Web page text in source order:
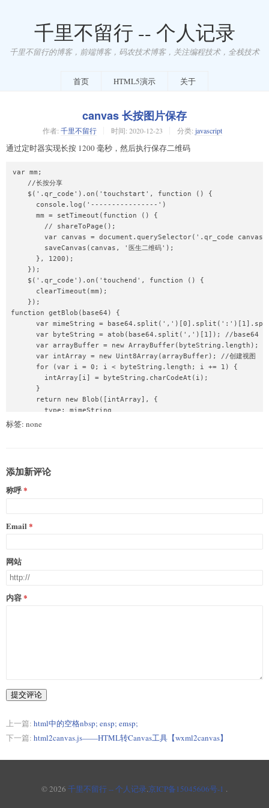
千里不留行 -- 个人记录
千里不留行的博客，前端博客，码农技术博客，关注编程技术，全栈技术
首页 HTML5演示 关于
canvas 长按图片保存
作者: 千里不留行 时间: 2020-12-23 分类: javascript
通过定时器实现长按 1200 毫秒，然后执行保存二维码
var mm;
    //长按分享
    $('.qr_code').on('touchstart', function () {
      console.log('----------------')
      mm = setTimeout(function () {
        // shareToPage();
var canvas = document.querySelector('.qr_code
        saveCanvas(canvas, '医生二维码');
      }, 1200);
    });
    $('.qr_code').on('touchend', function () {
      clearTimeout(mm);
    });
function getBlob(base64) {
var mimeString =
var byteString = atob(base64.split(',')[1]); //base64
var arrayBuffer = new ArrayBuffer(byteString.length); //
      var intArray = new Uint8Array(arrayBuffer); //创建视图
      for (var i = 0; i < byteString.length; i += 1) {
        intArray[i] = byteString.charCodeAt(i);
      }
      return new Blob([intArray], {
        type: mimeString
      });
      var blob = getBlob(base64Text); //将base64转换成blob对象
      var link = document.createElement('a');
      var href = window.URL.createObjectURL(blob);
document.body.appendChild(link); // firefox需要把a添加到
      setTimeout(function () {
        JSBridge.showToast('二维码保存成功')
        window.URL.revokeObjectURL(href); // 释放Url对象
        document.body.removeChild(link);
标签: none
添加新评论
称呼
Email
网站
内容
提交评论
上一篇: html中的空格nbsp; ensp; emsp;
下一篇: html2canvas.js——HTML转Canvas工具【wxml2canvas】
© 2026 千里不留行 -- 个人记录.京ICP备15045606号-1 .